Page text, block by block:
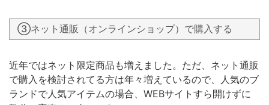
③ネット通販（オンラインショップ）で購入する
近年ではネット限定商品も増えました。ただ、ネット通販
で購入を検討されてる方は年々増えているので、人気のブ
ランドで人気アイテムの場合、WEBサイトすら開けずに